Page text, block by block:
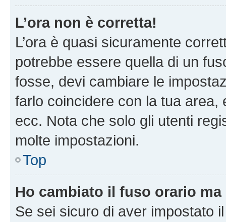
L’ora non è corretta!
L’ora è quasi sicuramente
potrebbe essere quella di un
fosse, devi cambiare le
farlo coincidere con la tua area,
ecc. Nota che solo gli utenti
molte impostazioni.
Top
Ho cambiato il fuso orario ma
Se sei sicuro di aver impostato